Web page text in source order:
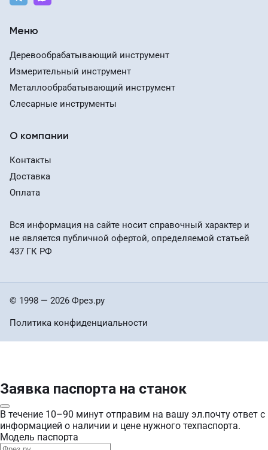
Меню
Деревообрабатывающий инструмент
Измерительный инструмент
Металлообрабатывающий инструмент
Слесарные инструменты
О компании
Контакты
Доставка
Оплата
Вся информация на сайте носит справочный характер и
не является публичной офертой, определяемой статьей
437 ГК РФ
© 1998 — 2026 Фрез.ру
Политика конфиденциальности
Заявка паспорта на станок
В течение 10–90 минут отправим на вашу эл.почту ответ с
информацией о наличии и цене нужного техпаспорта.
Модель паспорта